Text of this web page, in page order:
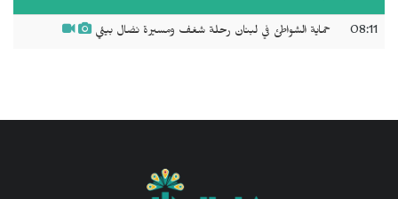
08:11 حماية الشواطئ في لبنان رحلة شغف ومسيرة نضال بيئي